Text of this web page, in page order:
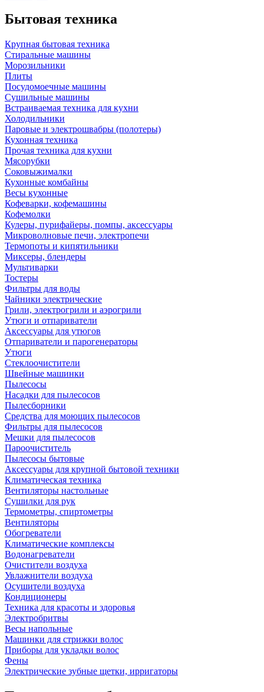
Бытовая техника
Крупная бытовая техника
Стиральные машины
Морозильники
Плиты
Посудомоечные машины
Сушильные машины
Встраиваемая техника для кухни
Холодильники
Паровые и электрошвабры (полотеры)
Кухонная техника
Прочая техника для кухни
Мясорубки
Соковыжималки
Кухонные комбайны
Весы кухонные
Кофеварки, кофемашины
Кофемолки
Кулеры, пурифайеры, помпы, аксессуары
Микроволновые печи, электропечи
Термопоты и кипятильники
Миксеры, блендеры
Мультиварки
Тостеры
Фильтры для воды
Чайники электрические
Грили, электрогрили и аэрогрили
Утюги и отпариватели
Аксессуары для утюгов
Отпариватели и парогенераторы
Утюги
Стеклоочистители
Швейные машинки
Пылесосы
Насадки для пылесосов
Пылесборники
Средства для моющих пылесосов
Фильтры для пылесосов
Мешки для пылесосов
Пароочиститель
Пылесосы бытовые
Аксессуары для крупной бытовой техники
Климатическая техника
Вентиляторы настольные
Сушилки для рук
Термометры, спиртометры
Вентиляторы
Обогреватели
Климатические комплексы
Водонагреватели
Очистители воздуха
Увлажнители воздуха
Осушители воздуха
Кондиционеры
Техника для красоты и здоровья
Электробритвы
Весы напольные
Машинки для стрижки волос
Приборы для укладки волос
Фены
Электрические зубные щетки, ирригаторы